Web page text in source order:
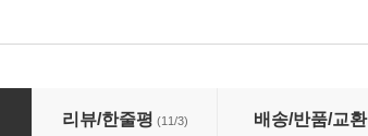
무적성검사 실전모의고사
리뷰/한줄평 (11/3) 배송/반품/교환